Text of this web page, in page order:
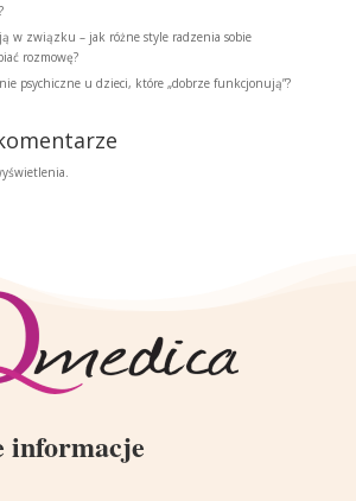
w związku – jak różne style radzenia sobie
rozmowę?
psychiczne u dzieci, które „dobrze funkcjonują”?
informacje